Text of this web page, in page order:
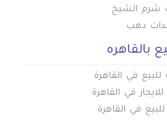
شرم الشيخ
دهب
بالقاهره
في القاهرة
في القاهرة
في القاهرة